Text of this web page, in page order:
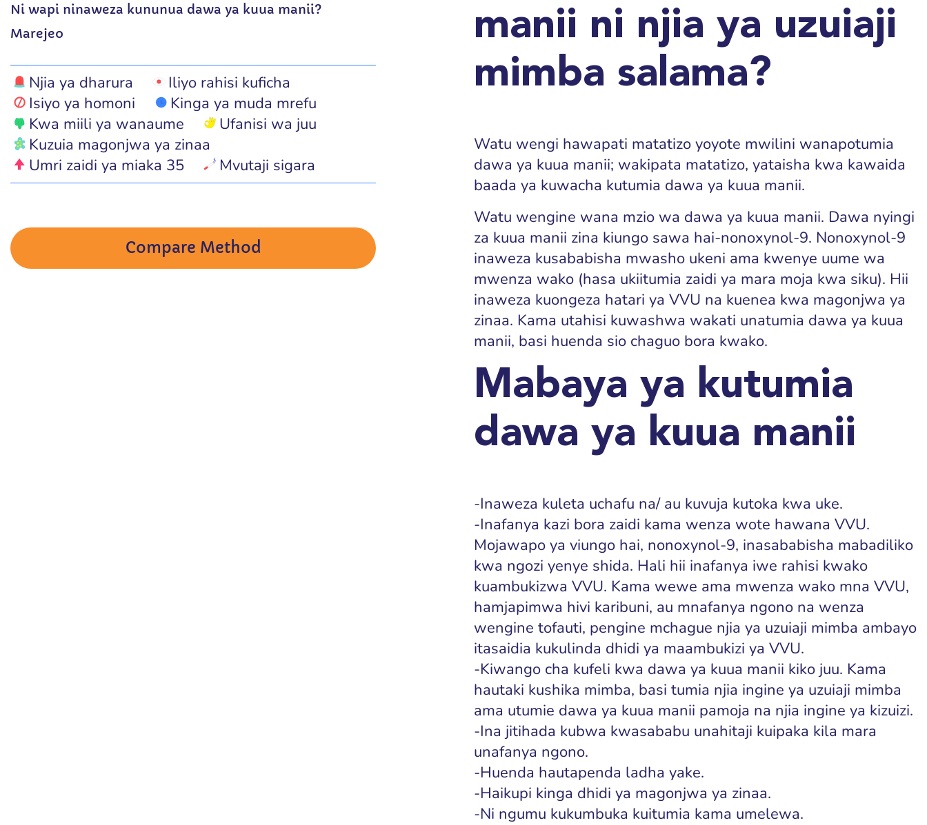
Ni wapi ninaweza kununua dawa ya kuua manii?
Marejeo
Njia ya dharura
Iliyo rahisi kuficha
Isiyo ya homoni
Kinga ya muda mrefu
Kwa miili ya wanaume
Ufanisi wa juu
Kuzuia magonjwa ya zinaa
Umri zaidi ya miaka 35
Mvutaji sigara
Compare Method
manii ni njia ya uzuiaji
mimba salama?
Watu wengi hawapati matatizo yoyote mwilini wanapotumia
dawa ya kuua manii; wakipata matatizo, yataisha kwa kawaida
baada ya kuwacha kutumia dawa ya kuua manii.
Watu wengine wana mzio wa dawa ya kuua manii. Dawa nyingi
za kuua manii zina kiungo sawa hai-nonoxynol-9. Nonoxynol-9
inaweza kusababisha mwasho ukeni ama kwenye uume wa
mwenza wako (hasa ukiitumia zaidi ya mara moja kwa siku). Hii
inaweza kuongeza hatari ya VVU na kuenea kwa magonjwa ya
zinaa. Kama utahisi kuwashwa wakati unatumia dawa ya kuua
manii, basi huenda sio chaguo bora kwako.
Mabaya ya kutumia
dawa ya kuua manii
-Inaweza kuleta uchafu na/ au kuvuja kutoka kwa uke.
-Inafanya kazi bora zaidi kama wenza wote hawana VVU.
Mojawapo ya viungo hai, nonoxynol-9, inasababisha mabadiliko
kwa ngozi yenye shida. Hali hii inafanya iwe rahisi kwako
kuambukizwa VVU. Kama wewe ama mwenza wako mna VVU,
hamjapimwa hivi karibuni, au mnafanya ngono na wenza
wengine tofauti, pengine mchague njia ya uzuiaji mimba ambayo
itasaidia kukulinda dhidi ya maambukizi ya VVU.
-Kiwango cha kufeli kwa dawa ya kuua manii kiko juu. Kama
hautaki kushika mimba, basi tumia njia ingine ya uzuiaji mimba
ama utumie dawa ya kuua manii pamoja na njia ingine ya kizuizi.
-Ina jitihada kubwa kwasababu unahitaji kuipaka kila mara
unafanya ngono.
-Huenda hautapenda ladha yake.
-Haikupi kinga dhidi ya magonjwa ya zinaa.
-Ni ngumu kukumbuka kuitumia kama umelewa.